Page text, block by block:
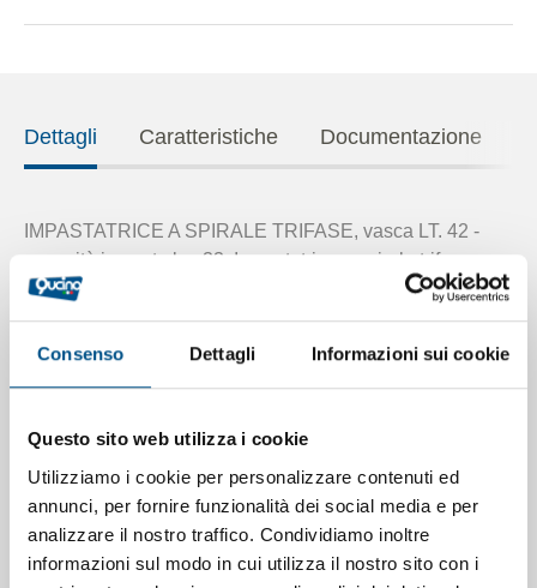
Consenso Dettagli Informazioni sui cookie
Questo sito web utilizza i cookie
Utilizziamo i cookie per personalizzare contenuti ed
annunci, per fornire funzionalità dei social media e per
analizzare il nostro traffico. Condividiamo inoltre
informazioni sul modo in cui utilizza il nostro sito con i
Dettagli Caratteristiche Documentazione
IMPASTATRICE A SPIRALE TRIFASE, vasca LT. 42 -
capacità impasto kg. 33. Impastatrice a spirale trifase
adatta a qualsiasi tipo di impasto duro e semiduro, per
pizza, pane, focacce e basi per dolci. Costruita in acciaio
inox ad alto rendimento e verniciato bianco, struttura
motoriduttore a bagno d’olio, trasmissione con ingranaggi
spaccapasta e griglia di protezione mobile in acciaio inox
AISI 304.In dotazione timer, kit ruote e piedini per
posizionamento su banco o a terra. Vasca con bordi
interni arrotondati, n. 1 velocità di rotazione vasca. Ciclo